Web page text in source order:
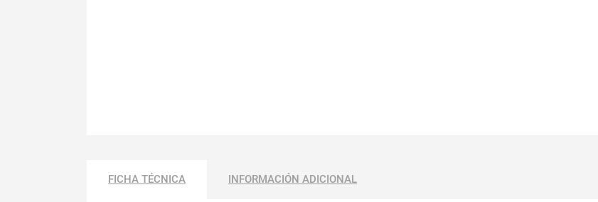
FICHA TÉCNICA INFORMACIÓN ADICIONAL